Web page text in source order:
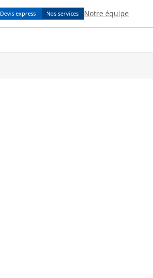
Devis express Nos services Notre équipe